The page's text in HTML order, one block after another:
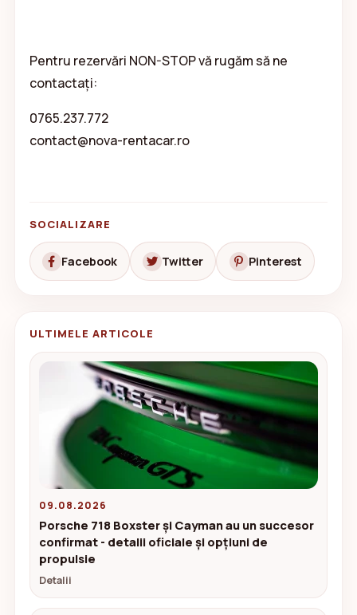
Pentru rezervări NON-STOP vă rugăm să ne
contactați:
0765.237.772
contact@nova-rentacar.ro
SOCIALIZARE
Facebook Twitter Pinterest
ULTIMELE ARTICOLE
09.08.2026
Porsche 718 Boxster și Cayman au un succesor
confirmat - detalii oficiale și opțiuni de
propulsie
Detalii